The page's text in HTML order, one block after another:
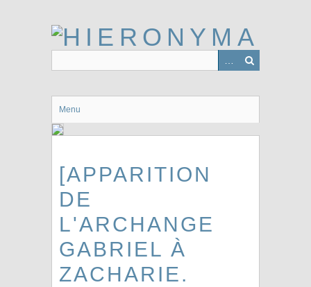
Menu
[APPARITION
DE
L'ARCHANGE
GABRIEL À
ZACHARIE.